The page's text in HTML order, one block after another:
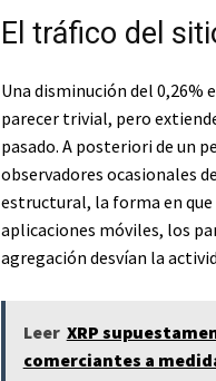
El tráfico del
Una disminución del 0,26%
parecer trivial, pero
pasado. A posteriori de un
observadores ocasionales
estructural, la forma en
aplicaciones móviles, los
agregación desvían la
Leer XRP
comerciantes a